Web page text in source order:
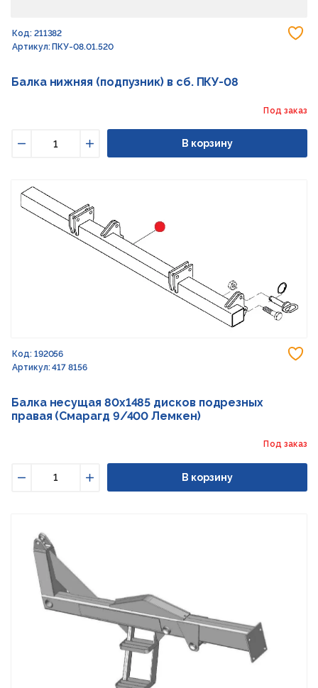
Код: 211382
Артикул: ПКУ-08.01.520
Балка нижняя (подпузник) в сб. ПКУ-08
Под заказ
Увеличить
В корзину
Код: 192056
Артикул: 417 8156
Балка несущая 80x1485 дисков подрезных
правая (Смарагд 9/400 Лемкен)
Под заказ
Увеличить
В корзину